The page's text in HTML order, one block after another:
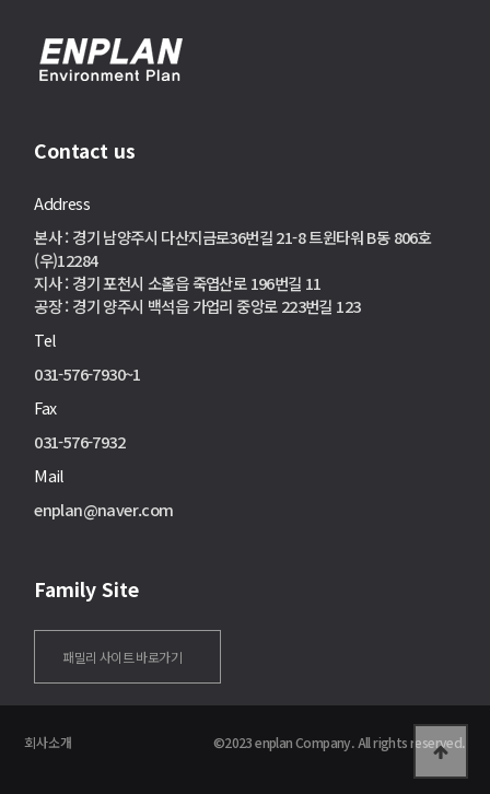
Contact us
Address
본사 : 경기 남양주시 다산지금로36번길 21-8 트윈타워 B동 806호
(우)12284
지사 : 경기 포천시 소홀읍 죽엽산로 196번길 11
공장 : 경기 양주시 백석읍 가업리 중앙로 223번길 123
Tel
031-576-7930~1
Fax
031-576-7932
Mail
enplan@naver.com
Family Site
패밀리 사이트 바로가기
회사소개 ©2023 enplan Company. All rights reserved.